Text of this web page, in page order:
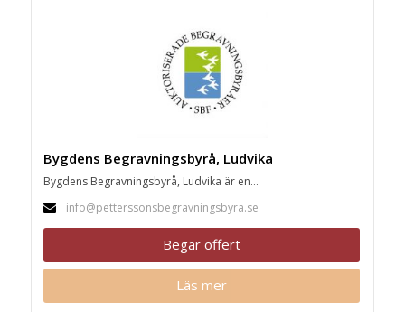
Bygdens Begravningsbyrå, Ludvika
Bygdens Begravningsbyrå, Ludvika är en...
info@petterssonsbegravningsbyra.se
Begär offert
Läs mer